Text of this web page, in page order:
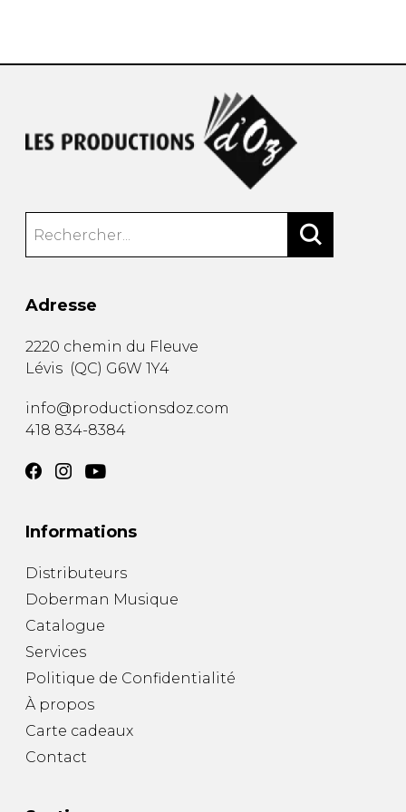
Adresse
2220 chemin du Fleuve
Lévis (QC) G6W 1Y4
info@productionsdoz.com
418 834-8384
Informations
Distributeurs
Doberman Musique
Catalogue
Services
Politique de Confidentialité
À propos
Carte cadeaux
Contact